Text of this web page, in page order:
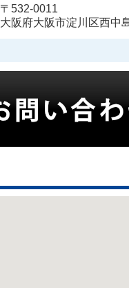
〒532-0011
大阪府大阪市淀川区西中